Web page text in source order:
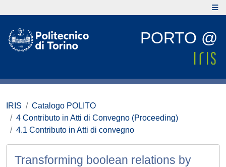
PORTO @
IRIS
Catalogo POLITO
4 Contributo in Atti di Convegno (Proceeding)
4.1 Contributo in Atti di convegno
Transforming boolean relations by